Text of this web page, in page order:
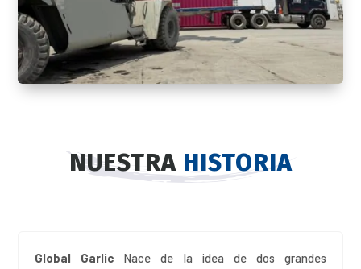
NUESTRA HISTORIA
Global Garlic Nace de la idea de dos grandes